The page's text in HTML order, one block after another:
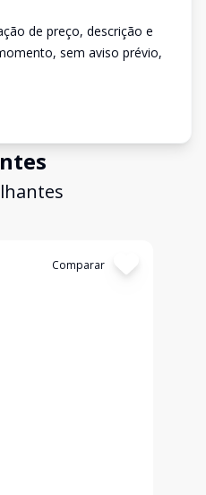
de preço, descrição e
sem aviso prévio,
Comparar